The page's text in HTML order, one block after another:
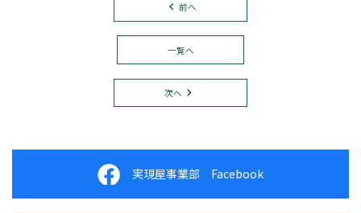
前へ
一覧へ
次へ
実現屋事業部 Facebook